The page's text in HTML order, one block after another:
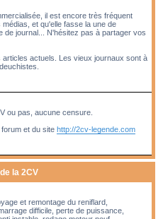
il est encore très fréquent
et qu'elle fasse la une de
de journal... N'hésitez pas à partager vos
actuels. Les vieux journaux sont à
ou pas, aucune censure.
et du site http://2cv-legende.com
la 2CV
et remontage du reniflard,
difficile, perte de puissance,